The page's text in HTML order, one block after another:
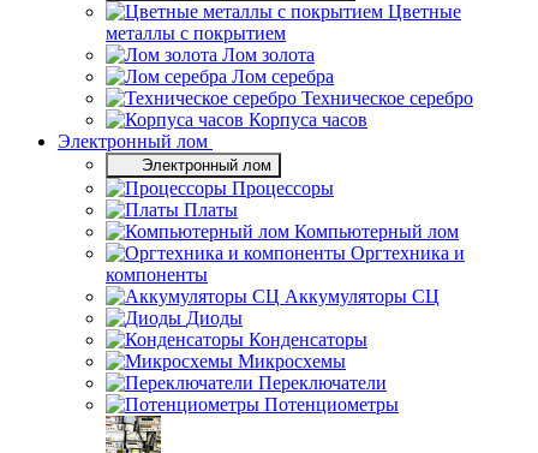
Цветные
металлы с покрытием
Лом золота
Лом серебра
Техническое серебро
Корпуса часов
Электронный лом
Электронный лом
Процессоры
Платы
Компьютерный лом
Оргтехника и
компоненты
Аккумуляторы СЦ
Диоды
Конденсаторы
Микросхемы
Переключатели
Потенциометры